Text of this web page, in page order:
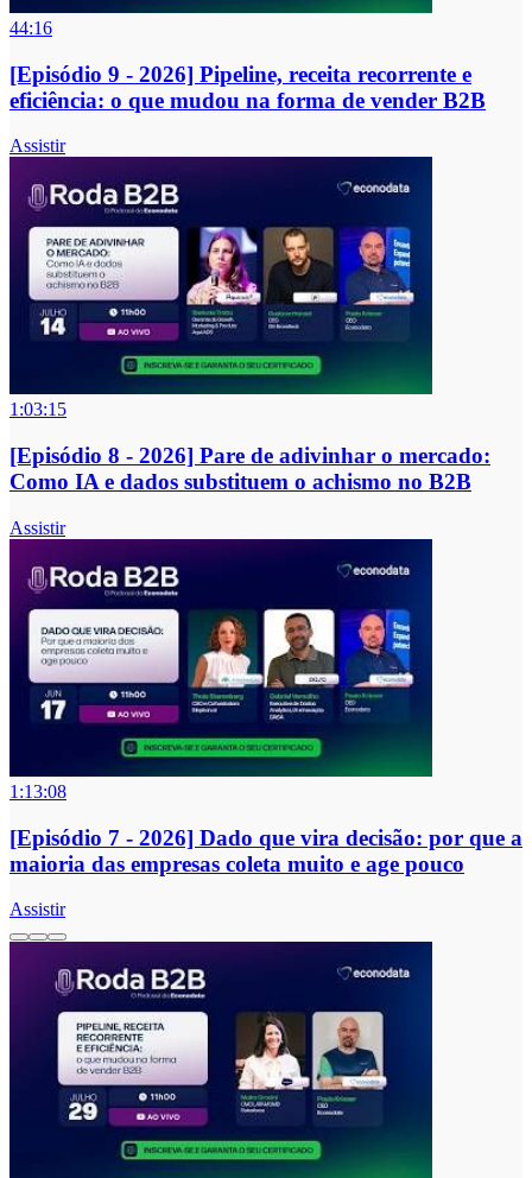
44:16
[Episódio 9 - 2026] Pipeline, receita recorrente e
eficiência: o que mudou na forma de vender B2B
Assistir
1:03:15
[Episódio 8 - 2026] Pare de adivinhar o mercado:
Como IA e dados substituem o achismo no B2B
Assistir
1:13:08
[Episódio 7 - 2026] Dado que vira decisão: por que a
maioria das empresas coleta muito e age pouco
Assistir